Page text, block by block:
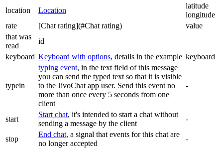
location Location
latitude
longitude
rate
[Chat rating](#Chat rating)
value
that was
read
id
keyboard Keyboard with options, details in the example keyboard
typein
typing event, in the text field of this message
you can send the typed text so that it is visible
to the JivoChat app user. Send this event no
more than once every 5 seconds from one
client
-
start
Start chat, it's intended to start a chat without
sending a message by the client
-
stop
End chat, a signal that events for this chat are
no longer accepted
-